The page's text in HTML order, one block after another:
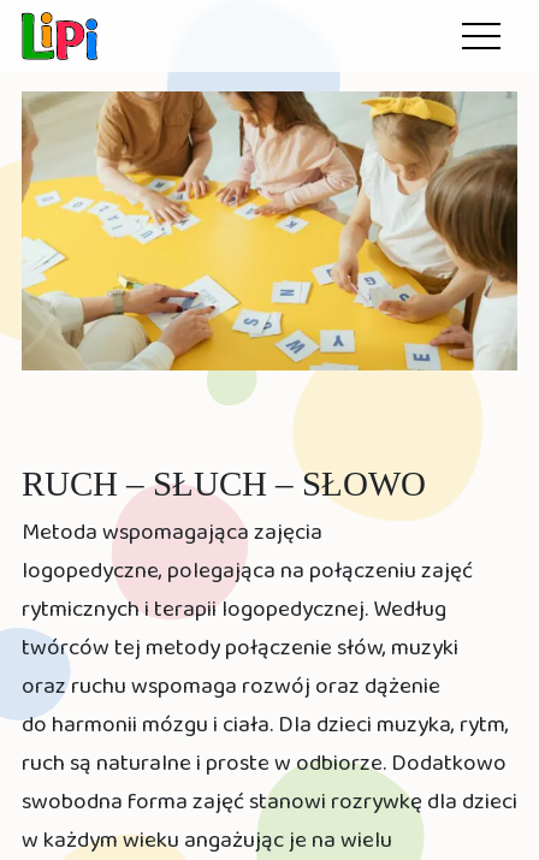
Przedszkole LiPi
Otwórz
RUCH – SŁUCH – SŁOWO
Metoda wspomagająca zajęcia
logopedyczne, polegająca na połączeniu zajęć
rytmicznych i terapii logopedycznej. Według
twórców tej metody połączenie słów, muzyki
oraz ruchu wspomaga rozwój oraz dążenie
do harmonii mózgu i ciała. Dla dzieci muzyka, rytm,
ruch są naturalne i proste w odbiorze. Dodatkowo
swobodna forma zajęć stanowi rozrywkę dla dzieci
w każdym wieku angażując je na wielu